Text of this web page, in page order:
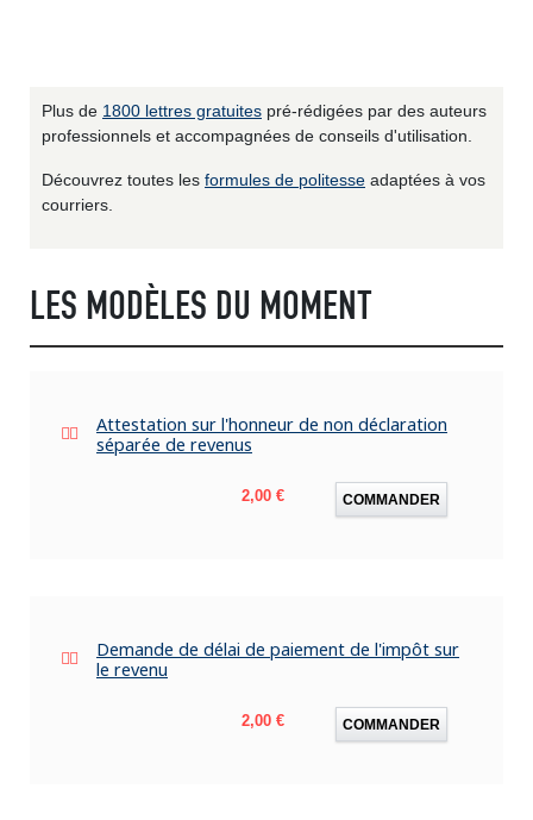
Plus de 1800 lettres gratuites pré-rédigées par des auteurs
professionnels et accompagnées de conseils d'utilisation.
Découvrez toutes les formules de politesse adaptées à vos
courriers.
LES MODÈLES DU MOMENT
Attestation sur l'honneur de non déclaration
séparée de revenus
Prix
2,00 € COMMANDER
Demande de délai de paiement de l'impôt sur
le revenu
Prix
2,00 € COMMANDER